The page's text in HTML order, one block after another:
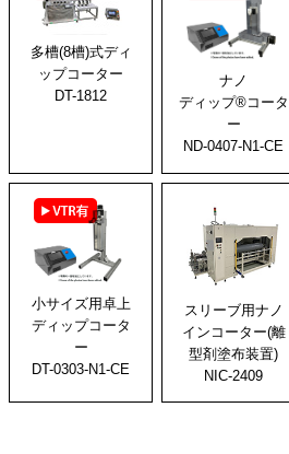
多槽(8槽)式ディ
ップコーター
DT-1812
ナノ
ディップ®コータ
ー
ND-0407-N1-CE
小サイズ用卓上
ディップコータ
ー
DT-0303-N1-CE
スリーブ用ナノ
インコーター(離
型剤塗布装置)
NIC-2409